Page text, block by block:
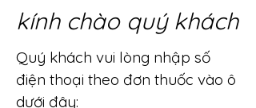
kính chào quý khách
Quý khách vui lòng nhập số
điện thoại theo đơn thuốc vào ô
dưới đây: